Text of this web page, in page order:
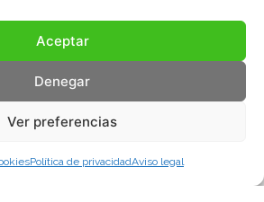
Aceptar
Denegar
Ver preferencias
Política de privacidadAviso legal